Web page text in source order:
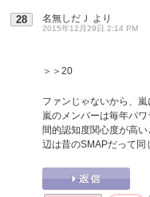
28 名無しだＪ より
2015年12月29日 2:14 PM
＞＞20
ファンじゃないから、
嵐のメンバーは毎年パ
間的認知度関心度が高
辺は昔のSMAPだって同